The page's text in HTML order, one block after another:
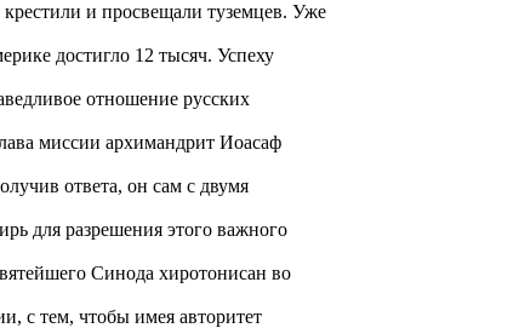
и просвещали туземцев. Уже
достигло 12 тысяч. Успеху
отношение русских
миссии архимандрит Иоасаф
ответа, он сам с двумя
для разрешения этого важного
Синода хиротонисан во
с тем, чтобы имея авторитет